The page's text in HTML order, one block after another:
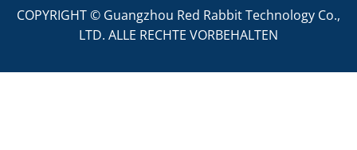
COPYRIGHT © Guangzhou Red Rabbit Technology Co.,
LTD. ALLE RECHTE VORBEHALTEN